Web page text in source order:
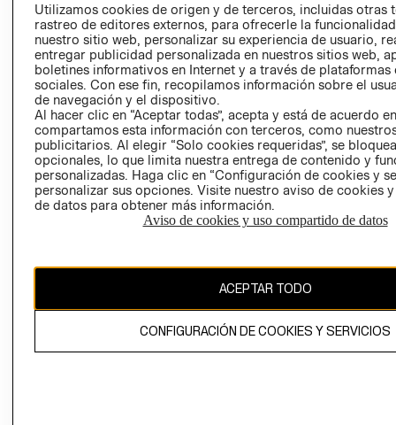
LIBRO DE
Ecuador ($)
CAMBIAR REGIÓN
propiedad de H&M Hennes & Mauritz AB.
Utilizamos cookies de origen y de terceros, incluidas otras
rastreo de editores externos, para ofrecerle la
nuestro sitio web, personalizar su experiencia de usuario,
entregar publicidad personalizada en nuestros sitios web,
boletines informativos en Internet y a través de plataformas
sociales. Con ese fin, recopilamos información sobre el
de navegación y el dispositivo.
Al hacer clic en “Aceptar todas”, acepta y está de acuerdo
compartamos esta información con terceros, como
publicitarios. Al elegir “Solo cookies requeridas”, se
opcionales, lo que limita nuestra entrega de contenido y
personalizadas. Haga clic en “Configuración de cookies y
personalizar sus opciones. Visite nuestro aviso de cookies
de datos para obtener más información.
Aviso de cookies y uso compartido de datos
ACEPTAR TODO
CONFIGURACIÓN DE COOKIES Y SERVICIOS